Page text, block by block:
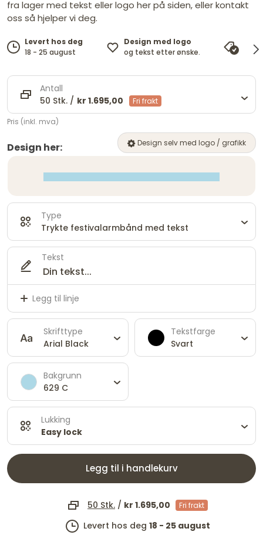
fra lager med tekst eller logo her på siden, eller kontakt
oss så hjelper vi deg.
Levert hos deg
18 - 25 august
Design med logo
og tekst etter ønske.
vi
Antall
50 Stk. / kr 1.695,00 Fri frakt
Pris (inkl. mva)
Design her: Design selv med logo / grafikk
Type
Trykte festivalarmbånd med tekst
Tekst
Legg til linje
Skrifttype
Arial Black
Tekstfarge
Svart
Bakgrunn
629 C
Lukking
Easy lock
Legg til i handlekurv
50 Stk. / kr 1.695,00 Fri frakt
Levert hos deg 18 - 25 august